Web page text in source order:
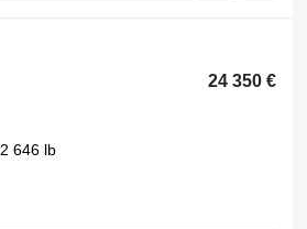
24 350 €
2 646 lb